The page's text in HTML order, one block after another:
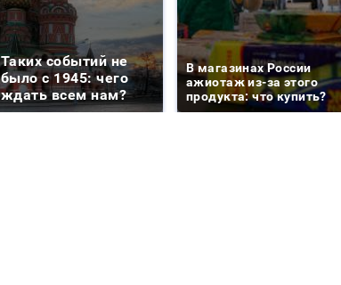
Таких событий не
было с 1945: чего
ждать всем нам?
В магазинах России
ажиотаж из-за этого
продукта: что купить?